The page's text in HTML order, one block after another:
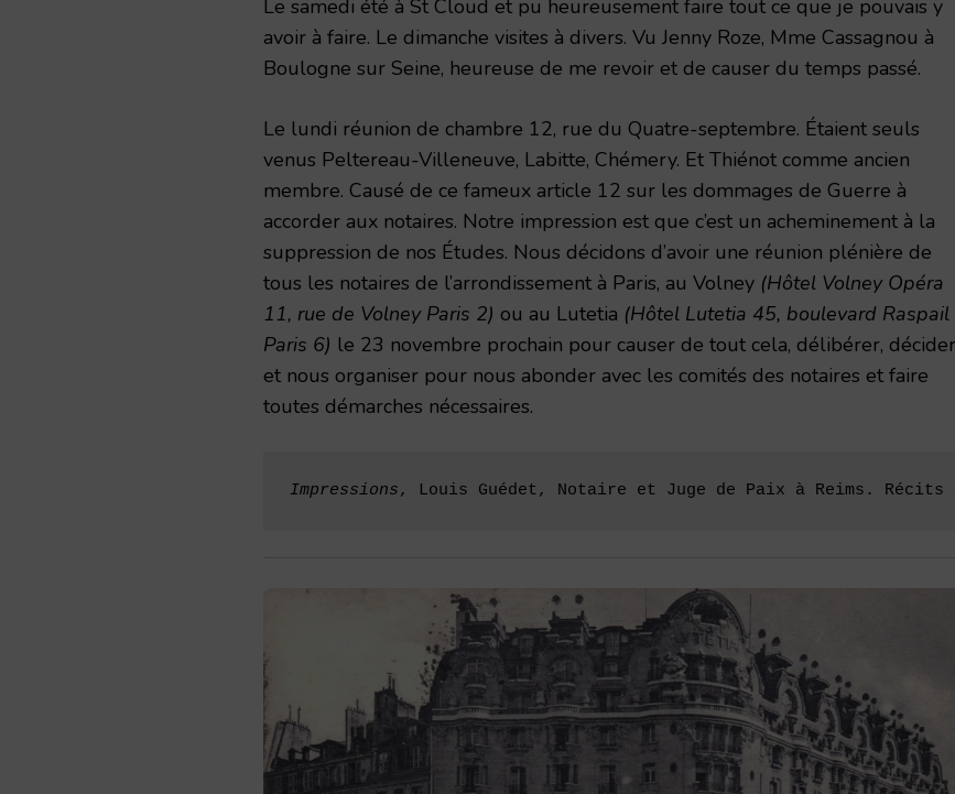
Le samedi été à St Cloud et pu heureusement faire tout ce que je pouvais y
avoir à faire. Le dimanche visites à divers. Vu Jenny Roze, Mme Cassagnou à
Boulogne sur Seine, heureuse de me revoir et de causer du temps passé.
Le lundi réunion de chambre 12, rue du Quatre-septembre. Étaient seuls
venus Peltereau-Villeneuve, Labitte, Chémery. Et Thiénot comme ancien
membre. Causé de ce fameux article 12 sur les dommages de Guerre à
accorder aux notaires. Notre impression est que c’est un acheminement à la
suppression de nos Études. Nous décidons d’avoir une réunion plénière de
tous les notaires de l’arrondissement à Paris, au Volney (Hôtel Volney Opéra
11, rue de Volney Paris 2) ou au Lutetia (Hôtel Lutetia 45, boulevard Raspail
Paris 6) le 23 novembre prochain pour causer de tout cela, délibérer,
et nous organiser pour nous abonder avec les comités des notaires et faire
toutes démarches nécessaires.
Impressions, Louis Guédet, Notaire et Juge de Paix à Reims.